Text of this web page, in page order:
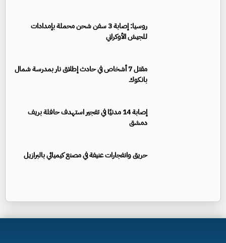
روسيا: إصابة 3 سفن شحن محملة بإمدادات
للجيش الأوكراني
مقتل 7 أشخاص في حادث إطلاق نار بمدرسة شمال
بانكوك
إصابة 14 مدنيًا في تفجير استهدف حافلة بريف
دمشق
حريق وانفجارات عنيفة في مصنع كيميائي بالبرازيل